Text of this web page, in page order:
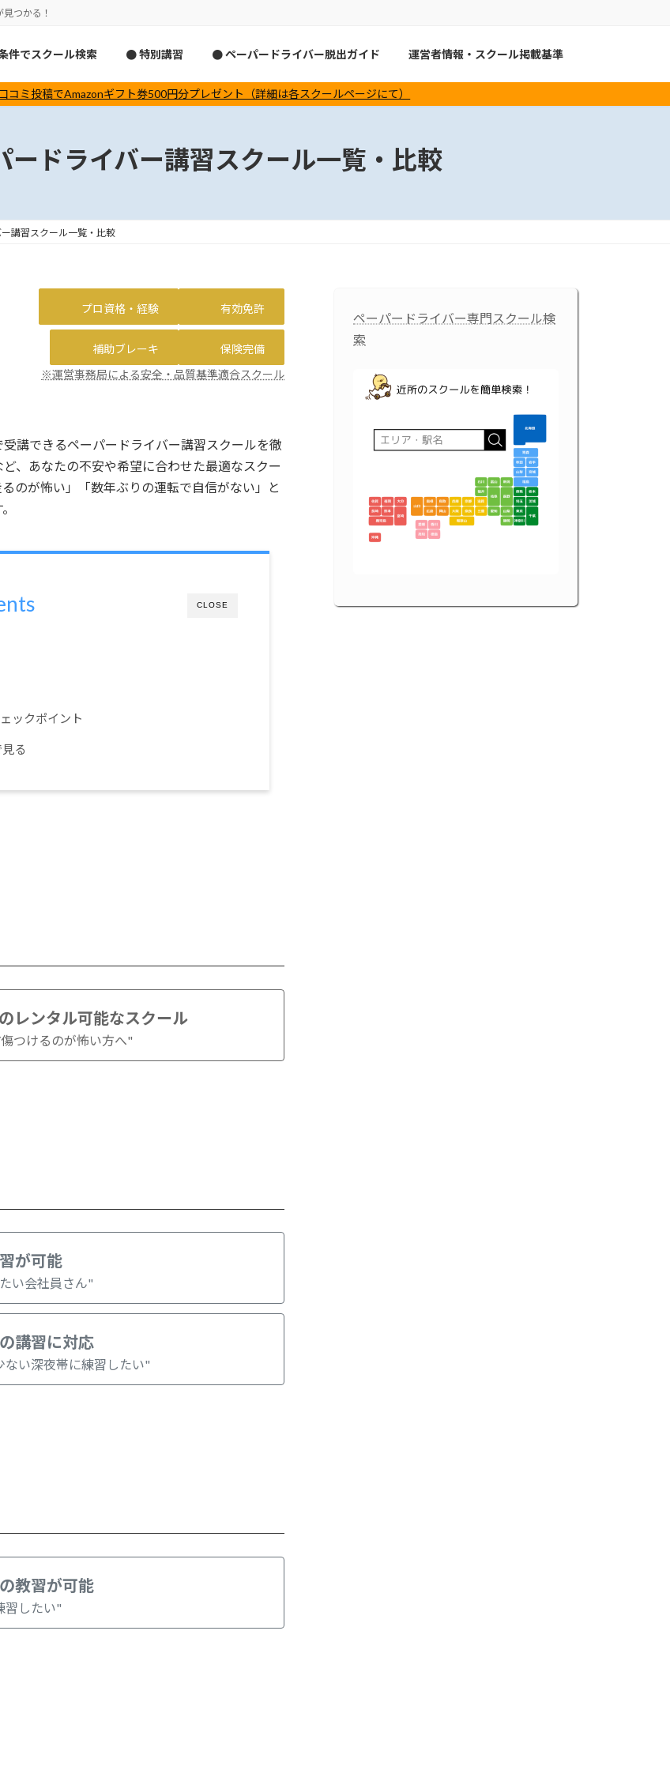
つかる！
件でスクール検索 ● 特別講習 ● ペーパードライバー脱出ガイド 運営者情報・スクール掲載基準
コミ投稿でAmazonギフト券500円分プレゼント（詳細は各スクールページにて）
ードライバー講習スクール一覧・比較
講習スクール一覧・比較
プロ資格・経験 有効免許
補助ブレーキ
保険完備
※運営事務局による安全・品質基準適合スクール
講できるペーパードライバー講習スクールを徹
ど、あなたの不安や希望に合わせた最適なスクー
のが怖い」「数年ぶりの運転で自信がない」と
CLOSE
ックポイント
る
レンタル可能なスクール
つけるのが怖い方へ"
が可能
い会社員さん"
講習に対応
い深夜帯に練習したい"
教習が可能
習したい"
ペーパードライバー専門スクール検
索